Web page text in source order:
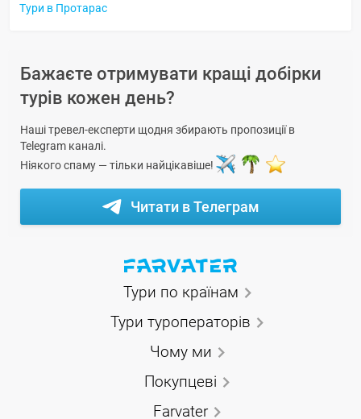
Тури в Протарас
Бажаєте отримувати кращі добірки
турів кожен день?
Наші тревел-експерти щодня збирають пропозиції в
Telegram каналі.
Ніякого спаму — тільки найцікавіше!
Читати в Телеграм
Тури по країнам
Тури туроператорів
Чому ми
Покупцеві
Farvater